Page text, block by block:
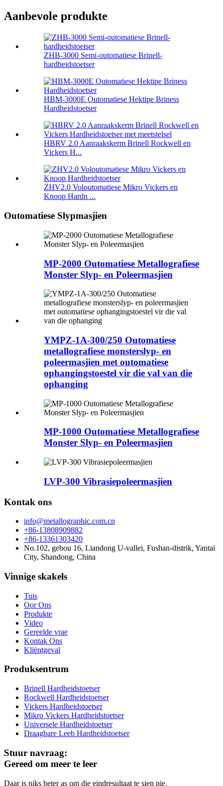
Aanbevole produkte
ZHB-3000 Semi-outomatiese Brinell-
hardheidstoetser
HBM-3000E Outomatiese Hektipe Briness
Hardheidstoetser
HBRV 2.0 Aanraakskerm Brinell Rockwell en
Vickers H...
ZHV2.0 Voloutomatiese Mikro Vickers en
Knoop Hardn ...
Outomatiese Slypmasjien
MP-2000 Outomatiese Metallografiese
Monster Slyp- en Poleermasjien
YMPZ-1A-300/250 Outomatiese
metallografiese monsterslyp- en
poleermasjien met outomatiese
ophangingstoestel vir die val van die
ophanging
MP-1000 Outomatiese Metallografiese
Monster Slyp- en Poleermasjien
LVP-300 Vibrasiepoleermasjien
Kontak ons
info@metallographic.com.cn
+86-13808909882
+86-13361303420
No.102, gebou 16, Liandong U-vallei, Fushan-distrik, Yantai
City, Shandong, China
Vinnige skakels
Tuis
Oor Ons
Produkte
Video
Gereelde vrae
Kontak Ons
Kliëntgeval
Produksentrum
Brinell Hardheidstoetser
Rockwell Hardheidstoetser
Vickers Hardheidstoetser
Mikro Vickers Hardheidstoetser
Universele Hardheidstoetser
Draagbare Leeb Hardheidstoetser
Stuur navraag:
Gereed om meer te leer
Daar is niks beter as om die eindresultaat te sien nie.